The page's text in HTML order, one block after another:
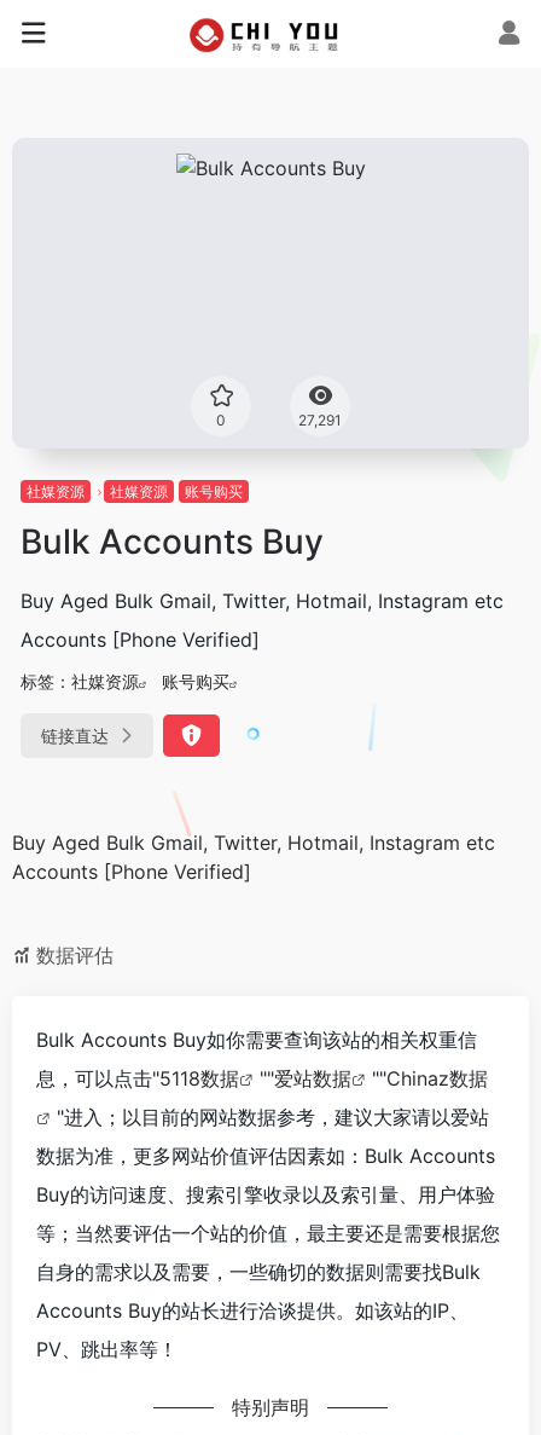
0 27,291
社媒资源 社媒资源 账号购买
Bulk Accounts Buy
Buy Aged Bulk Gmail, Twitter, Hotmail, Instagram etc
Accounts [Phone Verified]
标签： 社媒资源 账号购买
链接直达
Buy Aged Bulk Gmail, Twitter, Hotmail, Instagram etc
Accounts [Phone Verified]
数据评估
Bulk Accounts Buy如你需要查询该站的相关权重信
息，可以点击"5118数据 ""爱站数据 ""Chinaz数据
"进入；以目前的网站数据参考，建议大家请以爱站
数据为准，更多网站价值评估因素如：Bulk Accounts
Buy的访问速度、搜索引擎收录以及索引量、用户体验
等；当然要评估一个站的价值，最主要还是需要根据您
自身的需求以及需要，一些确切的数据则需要找Bulk
Accounts Buy的站长进行洽谈提供。如该站的IP、
PV、跳出率等！
特别声明